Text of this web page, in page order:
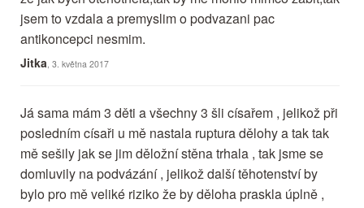
jsem to vzdala a premyslim o podvazani pac
antikoncepci nesmim.
Jitka , 3. května 2017
Já sama mám 3 děti a všechny 3 šli císařem , jelikož při
posledním císaři u mě nastala ruptura dělohy a tak tak
mě sešily jak se jim děložní stěna trhala , tak jsme se
domluvily na podvázání , jelikož další těhotenství by
bylo pro mě veliké riziko že by děloha praskla úplně ,